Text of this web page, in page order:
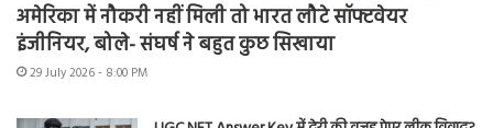
अमेरिका में नौकरी नहीं मिली तो भारत लौटे सॉफ्टवेयर
इंजीनियर, बोले- संघर्ष ने बहुत कुछ सिखाया
29 July 2026 - 8:00 PM